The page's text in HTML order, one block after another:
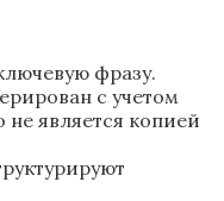
фразу.
с учетом
является копией